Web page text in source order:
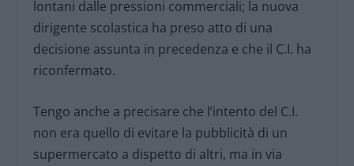
lontani dalle pressioni commerciali; la nuova
dirigente scolastica ha preso atto di una
decisione assunta in precedenza e che il C.I. ha
riconfermato.
Tengo anche a precisare che l’intento del C.I.
non era quello di evitare la pubblicità di un
supermercato a dispetto di altri, ma in via